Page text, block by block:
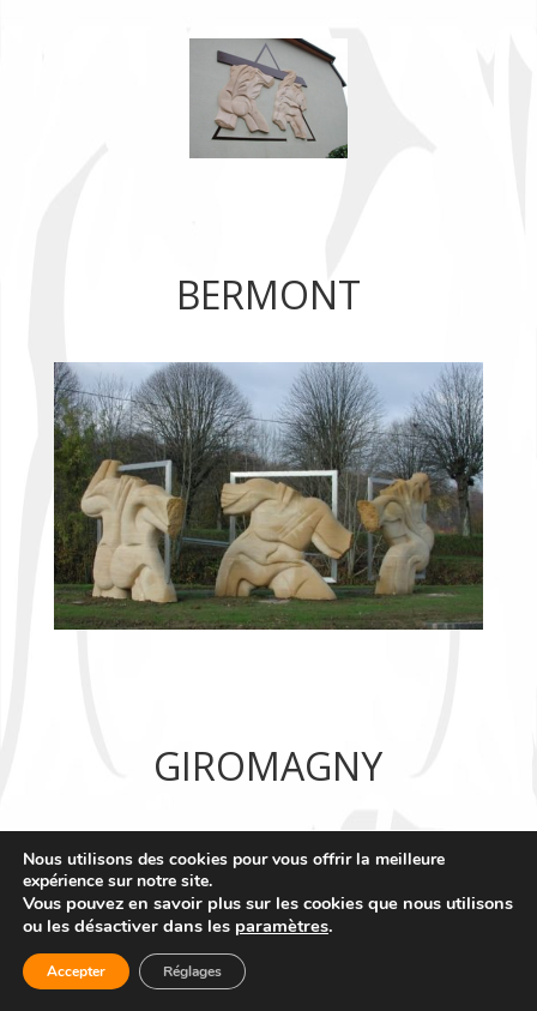
BERMONT
GIROMAGNY
Nous utilisons des cookies pour vous offrir la meilleure
expérience sur notre site.
Vous pouvez en savoir plus sur les cookies que nous utilisons
ou les désactiver dans les paramètres.
Accepter Réglages